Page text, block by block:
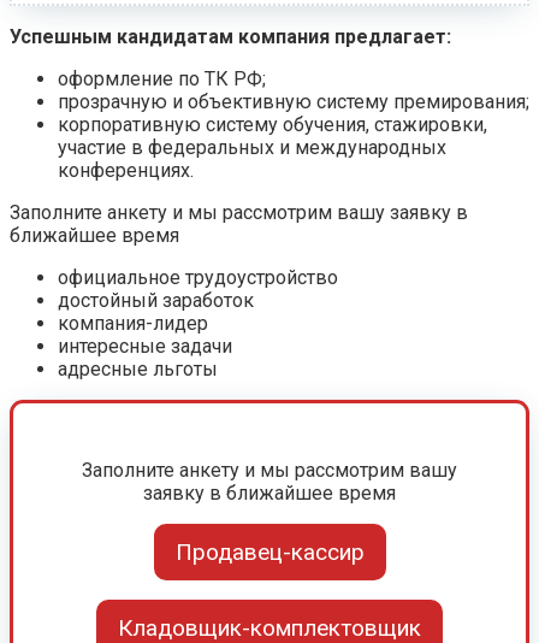
Успешным кандидатам компания предлагает:
оформление по ТК РФ;
прозрачную и объективную систему премирования;
корпоративную систему обучения, стажировки,
участие в федеральных и международных
конференциях.
Заполните анкету и мы рассмотрим вашу заявку в
ближайшее время
официальное трудоустройство
достойный заработок
компания-лидер
интересные задачи
адресные льготы
Заполните анкету и мы рассмотрим вашу
заявку в ближайшее время
Продавец-кассир
Кладовщик-комплектовщик